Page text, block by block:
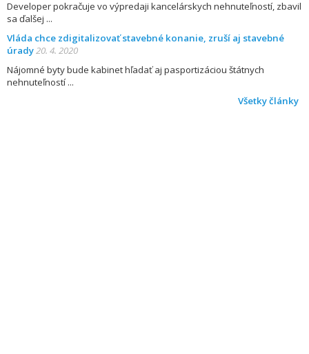
Developer pokračuje vo výpredaji kancelárskych nehnuteľností, zbavil
sa ďalšej
Vláda chce zdigitalizovať stavebné konanie, zruší aj stavebné
úrady20. 4. 2020
Nájomné byty bude kabinet hľadať aj pasportizáciou štátnych
nehnuteľností
Všetky články